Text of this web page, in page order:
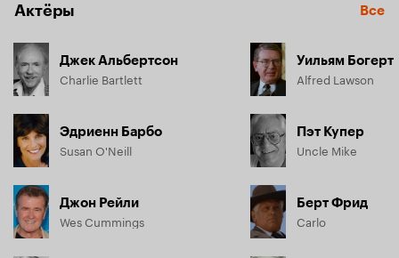
Актёры Все
Джек Альбертсон
Charlie Bartlett
Эдриенн Барбо
Susan O'Neill
Джон Рейли
Wes Cummings
Уильям Богерт
Alfred Lawson
Пэт Купер
Uncle Mike
Берт Фрид
Carlo